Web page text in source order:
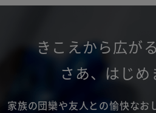
きこえから広が
さあ、 はじめ
家族の団欒や友人との愉快なお